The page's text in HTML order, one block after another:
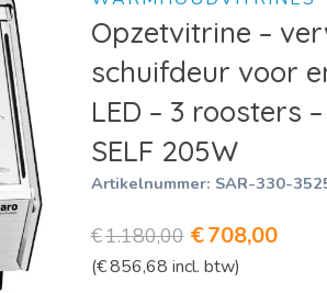
Opzetvitrine –
schuifdeur voor
LED – 3 roosters
SELF 205W
Artikelnummer: SAR-330-
€1.180,00
prijs
€708,00
(€856,68 incl. btw)